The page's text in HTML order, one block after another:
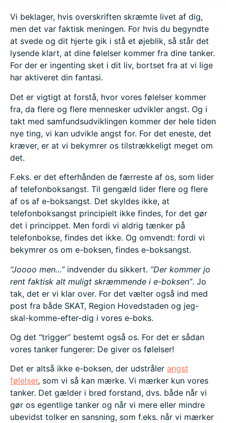
Vi beklager, hvis overskriften skræmte livet af dig,
men det var faktisk meningen. For hvis du begyndte
at svede og dit hjerte gik i stå et øjeblik, så står det
lysende klart, at dine følelser kommer fra dine tanker.
For der er ingenting sket i dit liv, bortset fra at vi lige
har aktiveret din fantasi.
Det er vigtigt at forstå, hvor vores følelser kommer
fra, da flere og flere mennesker udvikler angst. Og i
takt med samfundsudviklingen kommer der hele tiden
nye ting, vi kan udvikle angst for. For det eneste, det
kræver, er at vi bekymrer os tilstrækkeligt meget om
det.
F.eks. er det efterhånden de færreste af os, som lider
af telefonboksangst. Til gengæld lider flere og flere
af os af e-boksangst. Det skyldes ikke, at
telefonboksangst principielt ikke findes, for det gør
det i princippet. Men fordi vi aldrig tænker på
telefonbokse, findes det ikke. Og omvendt: fordi vi
bekymrer os om e-boksen, findes e-boksangst.
”Joooo men…”indvender du sikkert. ”Der kommer jo
rent faktisk alt muligt skræmmende i e-boksen”. Jo
tak, det er vi klar over. For det vælter også ind med
post fra både SKAT, Region Hovedstaden og jeg-
skal-komme-efter-dig i vores e-boks.
Og det “trigger” bestemt også os. For det er sådan
vores tanker fungerer: De giver os følelser!
Det er altså ikke e-boksen, der udstråler angst
følelser, som vi så kan mærke. Vi mærker kun vores
tanker. Det gælder i bred forstand, dvs. både når vi
gør os egentlige tanker og når vi mere eller mindre
ubevidst tolker en sansning, som f.eks. når vi mærker